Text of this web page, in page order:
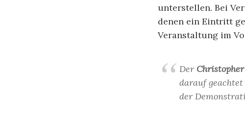
unterstellen. Bei
denen ein Eintritt
Veranstaltung im
Der
darauf
der